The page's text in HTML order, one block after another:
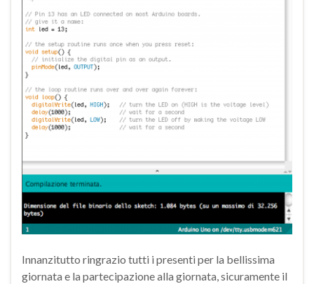
Innanzitutto ringrazio tutti i presenti per la bellissima
giornata e la partecipazione alla giornata, sicuramente il